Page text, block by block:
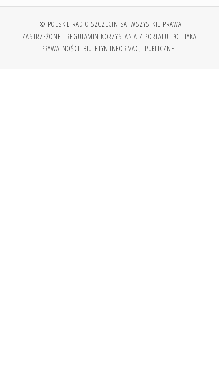
© POLSKIE RADIO SZCZECIN SA. WSZYSTKIE PRAWA
ZASTRZEŻONE. REGULAMIN KORZYSTANIA Z PORTALU POLITYKA
PRYWATNOŚCI BIULETYN INFORMACJI PUBLICZNEJ